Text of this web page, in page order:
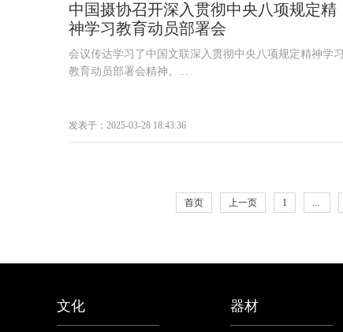
中国摄协召开深入贯彻中央八项规定精
神学习教育动员部署会
会议传达学习了中国文联深入贯彻中央八项规定精神学习
教育动员部署会精神。...
发表于：2025-03-28 18:43:36
首页 上一页 1 ...
文化 器材